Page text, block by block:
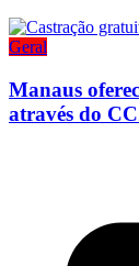
Geral
Manaus
através do